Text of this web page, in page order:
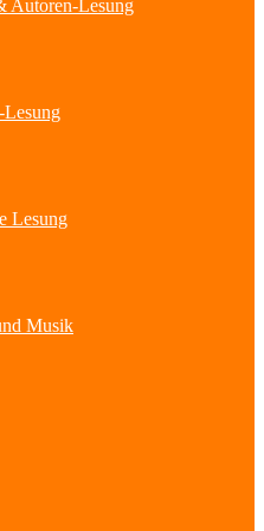
Autoren-Lesung
Lesung
Musik